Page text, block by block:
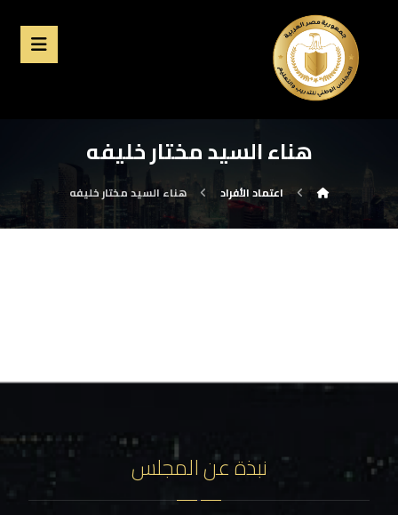
هناء السيد مختار خليفه
اعتماد الأفراد هناء السيد مختار خليفه
نبذة عن المجلس